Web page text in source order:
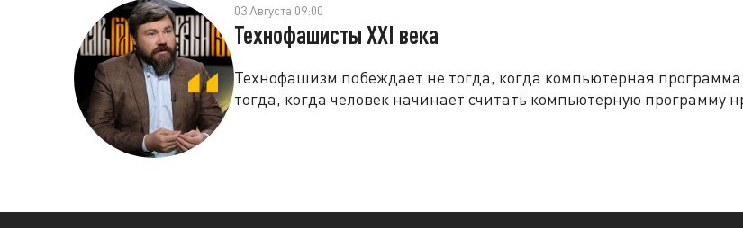
03 Августа 09:00
Технофашисты XXI века
Технофашизм побеждает не тогда, когда компьютерная
тогда, когда человек начинает считать компьютерную программу